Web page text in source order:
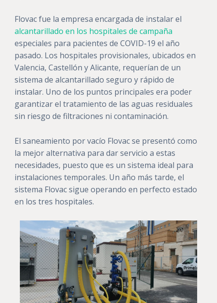
Flovac fue la empresa encargada de instalar el
alcantarillado en los hospitales de campaña
especiales para pacientes de COVID-19 el año
pasado. Los hospitales provisionales, ubicados en
Valencia, Castellón y Alicante, requerían de un
sistema de alcantarillado seguro y rápido de
instalar. Uno de los puntos principales era poder
garantizar el tratamiento de las aguas residuales
sin riesgo de filtraciones ni contaminación.
El saneamiento por vacío Flovac se presentó como
la mejor alternativa para dar servicio a estas
necesidades, puesto que es un sistema ideal para
instalaciones temporales. Un año más tarde, el
sistema Flovac sigue operando en perfecto estado
en los tres hospitales.